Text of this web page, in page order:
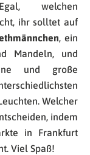
welchen
ihr solltet auf
, ein
Mandeln, und
und große
Welcher
indem
in Frankfurt
Viel Spaß!